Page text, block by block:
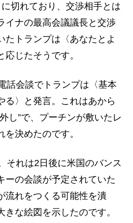
切れており、交渉相手とは
イナの最高会議議長と交渉
たトランプは〈あなたとよ
応じたそうです。
話会談でトランプは〈基本
る〉と発言。これはあから
し”で、プーチンが敷いたレ
決めたのです。
れは2日後に米国のバンス
ーの会談が予定されていた
流れをつくる可能性を潰
きな絵図を示したのです。